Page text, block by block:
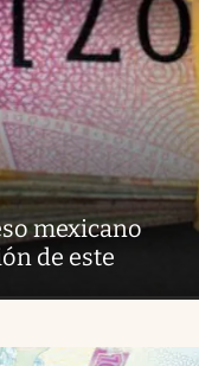
mexicano
de este